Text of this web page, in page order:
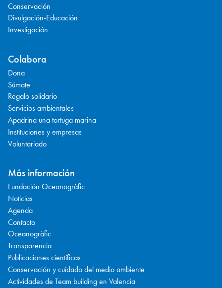
Conservación
Divulgación-Educación
Investigación
Colabora
Dona
Súmate
Regalo solidario
Servicios ambientales
Apadrina una tortuga marina
Instituciones y empresas
Voluntariado
Más información
Fundación Oceanogràfic
Noticias
Agenda
Contacto
Oceanogràfic
Transparencia
Publicaciones científicas
Conservación y cuidado del medio ambiente
Actividades de Team building en Valencia